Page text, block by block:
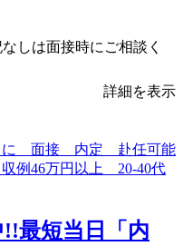
しは面接時にご相談く
詳細を表示
最短当日「内